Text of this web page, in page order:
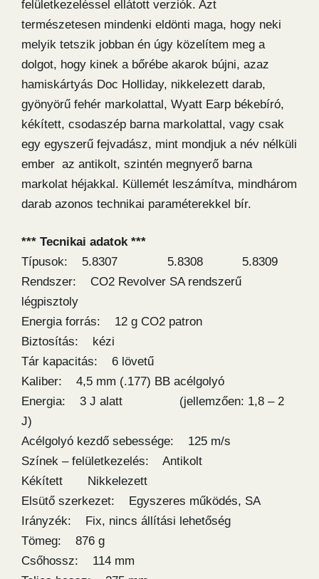
felületkezeléssel ellátott verziók. Azt
természetesen mindenki eldönti maga, hogy neki
melyik tetszik jobban én úgy közelítem meg a
dolgot, hogy kinek a bőrébe akarok bújni, azaz
hamiskártyás Doc Holliday, nikkelezett darab,
gyönyörű fehér markolattal, Wyatt Earp békebíró,
kékített, csodaszép barna markolattal, vagy csak
egy egyszerű fejvadász, mint mondjuk a név nélküli
ember az antikolt, szintén megnyerő barna
markolat héjakkal. Küllemét leszámítva, mindhárom
darab azonos technikai paraméterekkel bír.
*** Tecnikai adatok ***
Típusok: 5.8307 5.8308 5.8309
Rendszer: CO2 Revolver SA rendszerű
légpisztoly
Energia forrás: 12 g CO2 patron
Biztosítás: kézi
Tár kapacitás: 6 lövetű
Kaliber: 4,5 mm (.177) BB acélgolyó
Energia: 3 J alatt (jellemzően: 1,8 – 2
J)
Acélgolyó kezdő sebessége: 125 m/s
Színek – felületkezelés: Antikolt
Kékített Nikkelezett
Elsütő szerkezet: Egyszeres működés, SA
Irányzék: Fix, nincs állítási lehetőség
Tömeg: 876 g
Csőhossz: 114 mm